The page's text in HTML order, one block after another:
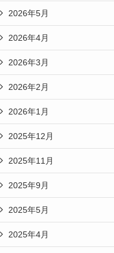
2026年5月
2026年4月
2026年3月
2026年2月
2026年1月
2025年12月
2025年11月
2025年9月
2025年5月
2025年4月